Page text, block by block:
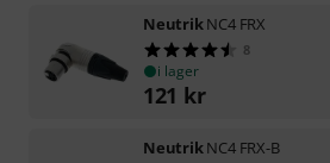
NeutrikNC4 FRX
8
i lager
121 kr
NeutrikNC4 FRX-B